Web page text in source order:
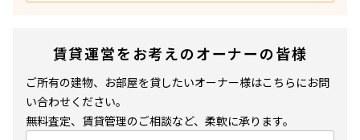
賃貸運営をお考えのオーナーの皆様
ご所有の建物、お部屋を貸したいオーナー様はこちらにお問
い合わせください。
無料査定、賃貸管理のご相談など、柔軟に承ります。